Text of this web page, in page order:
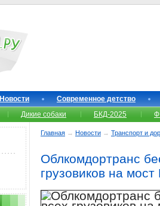
Новости
Современное детство
Дикие собаки БКД-2025
Главная → Новости → Транспорт и
Облкомдортранс
грузовиков на